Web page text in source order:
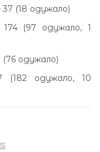
37 (18 одужало)
174 (97 одужало, 1
(76 одужало)
(182 одужало, 10